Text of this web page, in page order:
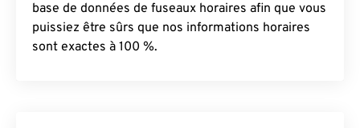
base de données de fuseaux horaires afin que vous
puissiez être sûrs que nos informations horaires
sont exactes à 100 %.